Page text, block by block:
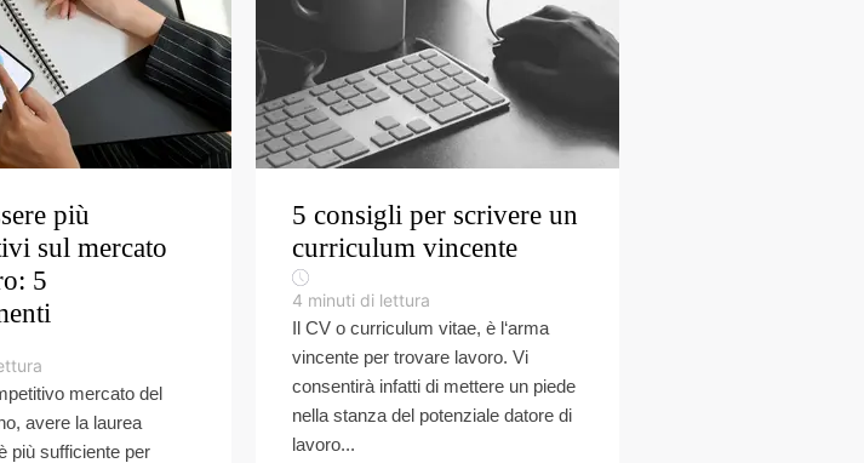
più
sul mercato
5
mercato del
avere la laurea
più sufficiente per
5 consigli per scrivere un
curriculum vincente
4 minuti di lettura
Il CV o curriculum vitae, è l‘arma
vincente per trovare lavoro. Vi
consentirà infatti di mettere un piede
nella stanza del potenziale datore di
lavoro...